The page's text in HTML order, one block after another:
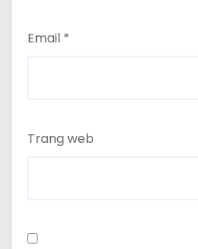
Email *
Trang web